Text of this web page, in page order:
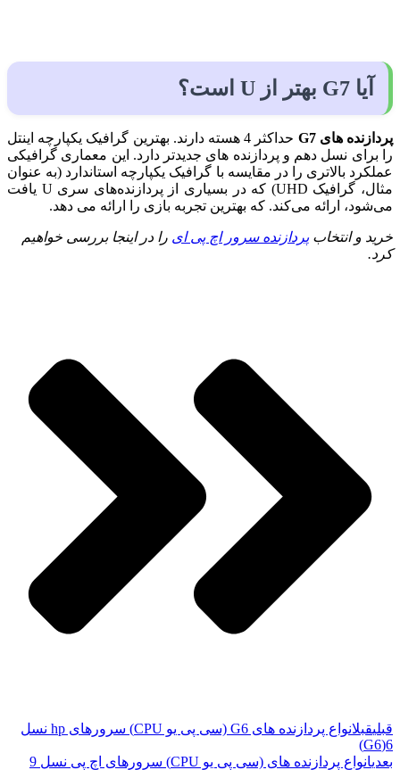
آیا G7 بهتر از U است؟
پردازنده های G7
حداکثر 4 هسته دارند. بهترین گرافیک یکپارچه اینتل
را برای نسل دهم و پردازنده های جدیدتر دارد. این معماری گرافیکی
عملکرد بالاتری را در مقایسه با گرافیک یکپارچه استاندارد (به عنوان
مثال، گرافیک UHD) که در بسیاری از پردازنده‌های سری U یافت
می‌شود، ارائه می‌کند. که بهترین تجربه بازی را ارائه می دهد.
خرید و انتخابپردازنده سرور اچ پی ای را در اینجا بررسی خواهیم
کرد.
قبلیقبل
انواع پردازنده های G6 (سی پی یو CPU) سرورهای hp نسل
6(G6)
بعدی
انواع پردازنده های (سی پی یو CPU) سرورهای اچ پی نسل 9